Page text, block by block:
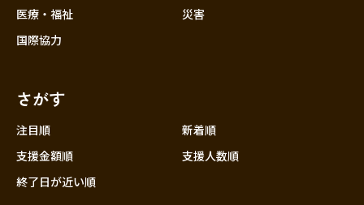
医療・福祉
国際協力
災害
さがす
注目順
新着順
支援金額順
支援人数順
終了日が近い順